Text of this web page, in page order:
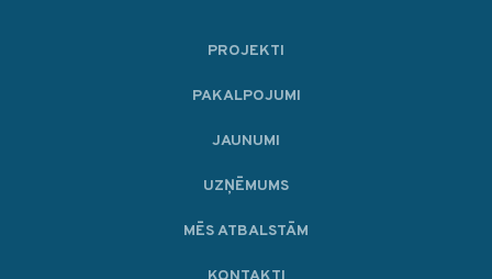
PROJEKTI
PAKALPOJUMI
JAUNUMI
UZŅĒMUMS
MĒS ATBALSTĀM